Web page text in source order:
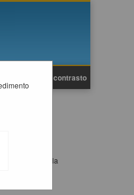
Alto contrasto
di
Explorer, Mozilla